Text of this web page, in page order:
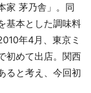
家 茅乃舎」。同
基本とした調味料
年4月、東京ミ
初めて出店。関西
ると考え、今回初